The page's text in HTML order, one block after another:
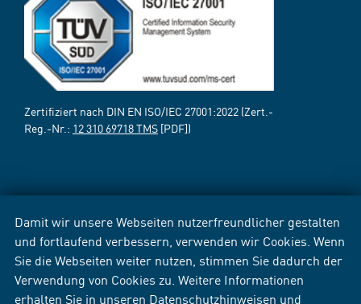
Damit wir unsere Webseiten nutzerfreundlicher gestalten
und fortlaufend verbessern, verwenden wir Cookies. Wenn
Sie die Webseiten weiter nutzen, stimmen Sie dadurch der
Verwendung von Cookies zu. Weitere Informationen
erhalten Sie in unseren Datenschutzhinweisen und
Zertifiziert nach DIN EN ISO/IEC 27001:2022 (Zert.-
Reg.-Nr.: 12 310 69718 TMS [PDF])